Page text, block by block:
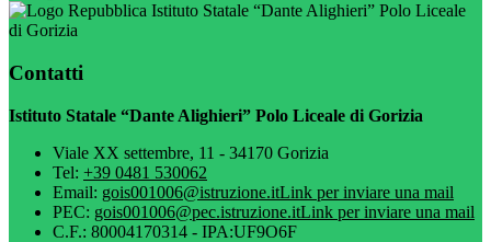
Istituto Statale “Dante Alighieri” Polo Liceale
di Gorizia
Contatti
Istituto Statale “Dante Alighieri” Polo Liceale di Gorizia
Viale XX settembre, 11 - 34170 Gorizia
Tel: +39 0481 530062
Email: gois001006@istruzione.itLink per inviare una mail
PEC: gois001006@pec.istruzione.itLink per inviare una mail
C.F.: 80004170314 - IPA:UF9O6F